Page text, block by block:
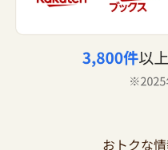
おトクな